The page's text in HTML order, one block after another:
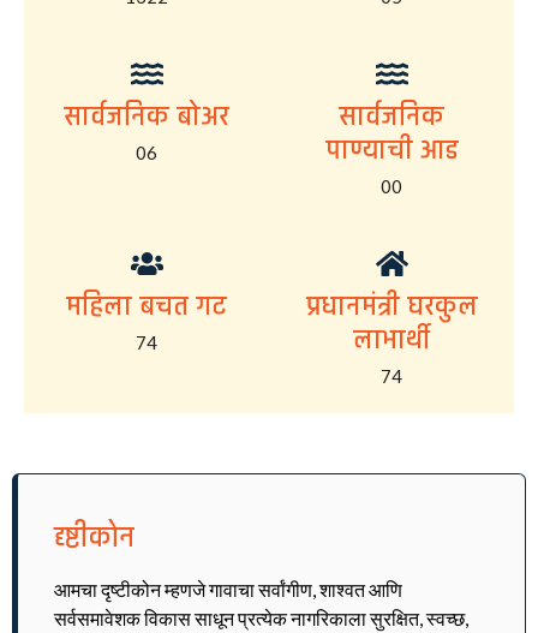
सार्वजनिक बोअर
06
सार्वजनिक
पाण्याची आड
00
महिला बचत गट
74
प्रधानमंत्री घरकुल
लाभार्थी
74
दृष्टीकोन
आमचा दृष्टीकोन म्हणजे गावाचा सर्वांगीण, शाश्वत आणि
सर्वसमावेशक विकास साधून प्रत्येक नागरिकाला सुरक्षित, स्वच्छ,